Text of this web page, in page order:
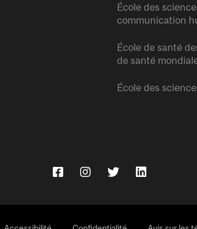
École des
communication
École de santé
de santé
École des